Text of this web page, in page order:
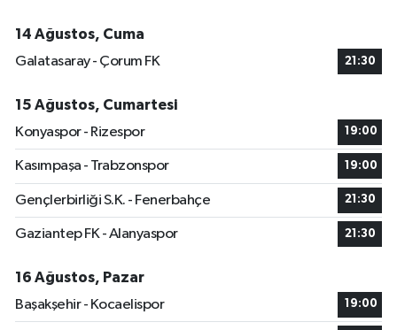
14 Ağustos, Cuma
Galatasaray - Çorum FK
21:30
15 Ağustos, Cumartesi
Konyaspor - Rizespor
19:00
Kasımpaşa - Trabzonspor 19:00
Gençlerbirliği S.K. - Fenerbahçe 21:30
Gaziantep FK - Alanyaspor 21:30
16 Ağustos, Pazar
Başakşehir - Kocaelispor
19:00